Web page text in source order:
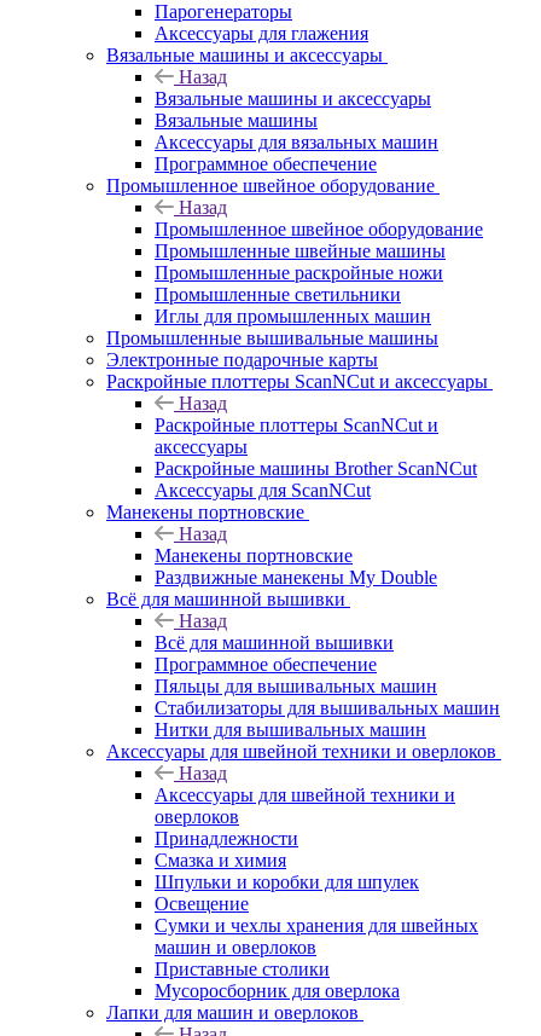
Парогенераторы
Аксессуары для глажения
Вязальные машины и аксессуары
Назад
Вязальные машины и аксессуары
Вязальные машины
Аксессуары для вязальных машин
Программное обеспечение
Промышленное швейное оборудование
Назад
Промышленное швейное оборудование
Промышленные швейные машины
Промышленные раскройные ножи
Промышленные светильники
Иглы для промышленных машин
Промышленные вышивальные машины
Электронные подарочные карты
Раскройные плоттеры ScanNCut и аксессуары
Назад
Раскройные плоттеры ScanNCut и
аксессуары
Раскройные машины Brother ScanNCut
Аксессуары для ScanNCut
Манекены портновские
Назад
Манекены портновские
Раздвижные манекены My Double
Всё для машинной вышивки
Назад
Всё для машинной вышивки
Программное обеспечение
Пяльцы для вышивальных машин
Стабилизаторы для вышивальных машин
Нитки для вышивальных машин
Аксессуары для швейной техники и оверлоков
Назад
Аксессуары для швейной техники и
оверлоков
Принадлежности
Смазка и химия
Шпульки и коробки для шпулек
Освещение
Сумки и чехлы хранения для швейных
машин и оверлоков
Приставные столики
Мусоросборник для оверлока
Лапки для машин и оверлоков